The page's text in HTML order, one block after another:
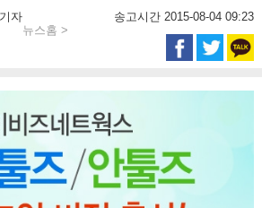
자
송고시간 2015-08-04 09:23
뉴스홈 >